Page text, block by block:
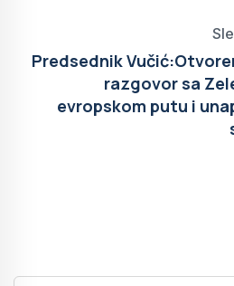
Predsednik
razgovor sa
evropskom putu i